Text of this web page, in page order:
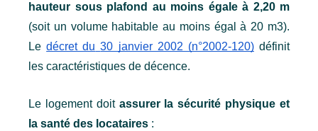
hauteur sous plafond au moins égale à 2,20 m
(soit un volume habitable au moins égal à 20 m3).
Le décret du 30 janvier 2002 (n°2002-120) définit
les caractéristiques de décence.
Le logement doit assurer la sécurité physique et
la santé des locataires :